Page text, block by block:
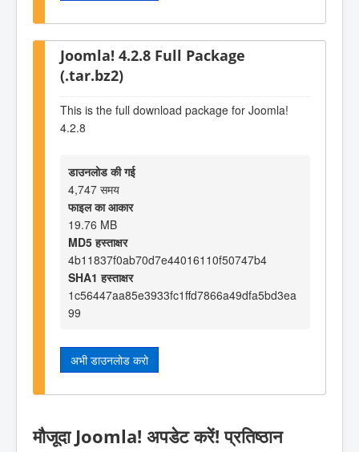
Joomla! 4.2.8 Full Package
(.tar.bz2)
This is the full download package for Joomla!
4.2.8
डाउनलोड की गई
4,747 समय
फाइल का आकार
19.76 MB
MD5 हस्ताक्षर
4b11837f0ab70d7e44016110f50747b4
SHA1 हस्ताक्षर
1c56447aa85e3933fc1ffd7866a49dfa5bd3ea
99
अभी डाउनलोड करो
मौजूदा Joomla! अपडेट करें! प्रतिष्ठान